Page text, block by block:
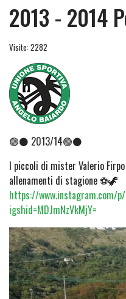
2013 - 2014
Visite: 2282
🟢⚫ 2013/14🟢⚫
I piccoli di mister Valerio
allenamenti di stagione ⚽🦖
https://www.instagram.com/
igshid=MDJmNzVkMjY=